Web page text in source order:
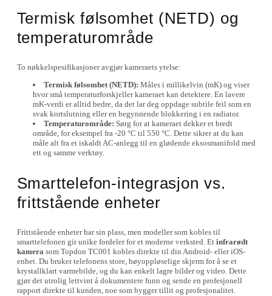
Termisk følsomhet (NETD) og
temperaturområde
To nøkkelspesifikasjoner avgjør kameraets ytelse:
Termisk følsomhet (NETD): Måles i millikelvin (mK) og viser
hvor små temperaturforskjeller kameraet kan detektere. En lavere
mK-verdi er alltid bedre, da det lar deg oppdage subtile feil som en
svak kortslutning eller en begynnende blokkering i en radiator.
Temperaturområde: Sørg for at kameraet dekker et bredt
område, for eksempel fra -20 °C til 550 °C. Dette sikrer at du kan
måle alt fra et iskaldt AC-anlegg til en glødende eksosmanifold med
ett og samme verktøy.
Smarttelefon-integrasjon vs.
frittstående enheter
Frittstående enheter har sin plass, men modeller som kobles til
smarttelefonen gir unike fordeler for et moderne verksted. Et infrarødt
kamerasom Topdon TC001 kobles direkte til din Android- eller iOS-
enhet. Du bruker telefonens store, høyoppløselige skjerm for å se et
krystallklart varmebilde, og du kan enkelt lagre bilder og video. Dette
gjør det utrolig lettvint å dokumentere funn og sende en profesjonell
rapport direkte til kunden, noe som bygger tillit og profesjonalitet.